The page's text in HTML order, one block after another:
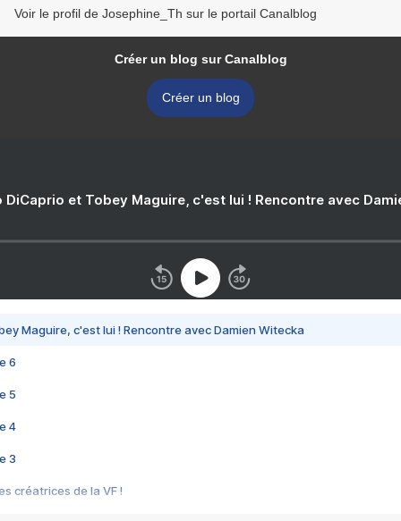
Voir le profil de Josephine_Th sur le portail Canalblog
Créer un blog sur Canalblog
Créer un blog
DiCaprio et Tobey Maguire, c'est lui ! Rencontre avec
Maguire, c'est lui ! Rencontre avec Damien Witecka
6
5
4
3
créatrices de la VF !